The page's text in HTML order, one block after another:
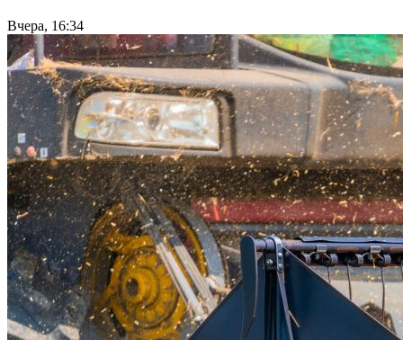
Вчера, 16:34